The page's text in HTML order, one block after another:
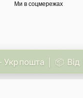
Ми в соцмережах